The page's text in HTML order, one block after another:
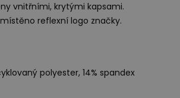
vnitřními, krytými kapsami.
reflexní logo značky.
polyester, 14% spandex